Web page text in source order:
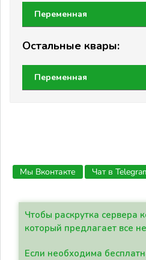
Переменная
Остальные квары:
Переменная
Мы Вконтакте Чат в
Чтобы раскрутка сервера
который предлагает все
Если необходима